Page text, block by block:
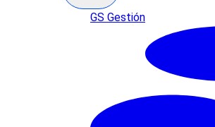
GS Gestión